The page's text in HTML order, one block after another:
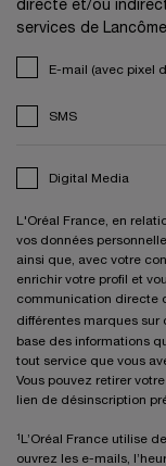
directe et/ou
services de
E-mail (avec pixel
SMS
Digital Media
L'Oréal France, en
vos données
ainsi que, avec votre
enrichir votre profil et
communication directe
différentes marques sur
base des informations
tout service que vous
Vous pouvez retirer
lien de désinscription
¹L’Oréal France utilise
ouvrez les e-mails,